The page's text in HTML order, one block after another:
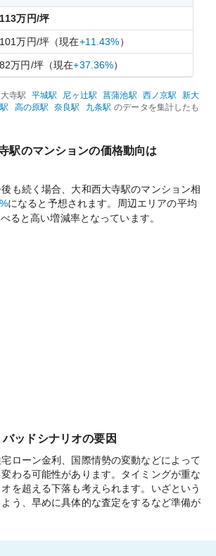
113万円/坪
101万円/坪 （現在+11.43%）
82万円/坪（現在+37.36%）
寺駅 平城駅 尼ヶ辻駅 菖蒲池駅 西ノ京駅
新大
駅 高の原駅 奈良駅 九条駅 のデータを集計したも
駅のマンションの価格動向は
も続く場合、 大和西大寺駅のマンション相
になると予想されます。周辺エリアの平均
ると高い増減率となっています。
ッドシナリオの要因
ローン金利、国際情勢の変動などによって
わる可能性があります。タイミングが重な
を超える下落も考えられます。いざという
う、早めに具体的な査定をするなど準備が